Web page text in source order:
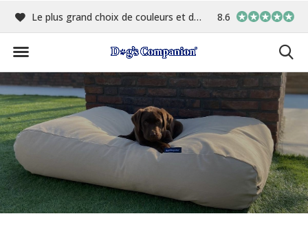
Le plus grand choix de couleurs et de tissus Fabriqué en interne
8.6